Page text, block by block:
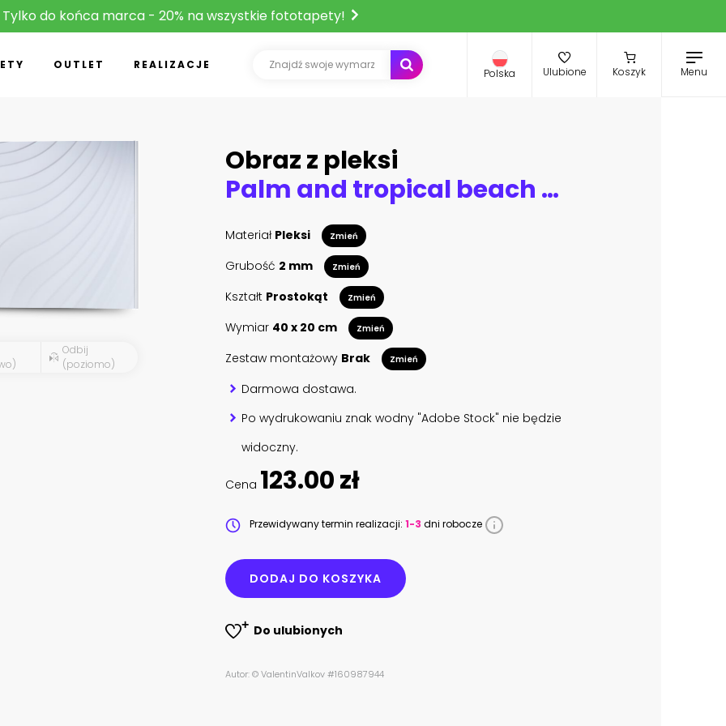
Tylko do końca marca - 20% na wszystkie fototapety!
OUTLET REALIZACJE
Polska Ulubione Koszyk Menu
Odbij
(poziomo)
Obraz z pleksi
Palm and tropical beach in Punta Cana, Dominican Republic
Materiał Pleksi Zmień
Grubość 2 mm Zmień
Kształt Prostokąt Zmień
Wymiar 40 x 20 cm Zmień
Zestaw montażowy Brak Zmień
Darmowa dostawa.
Po wydrukowaniu znak wodny "Adobe Stock" nie będzie
widoczny.
Cena 123.00 zł
Przewidywany termin realizacji: 1-3 dni robocze
DODAJ DO KOSZYKA
Do ulubionych
Autor: © ValentinValkov #160987944